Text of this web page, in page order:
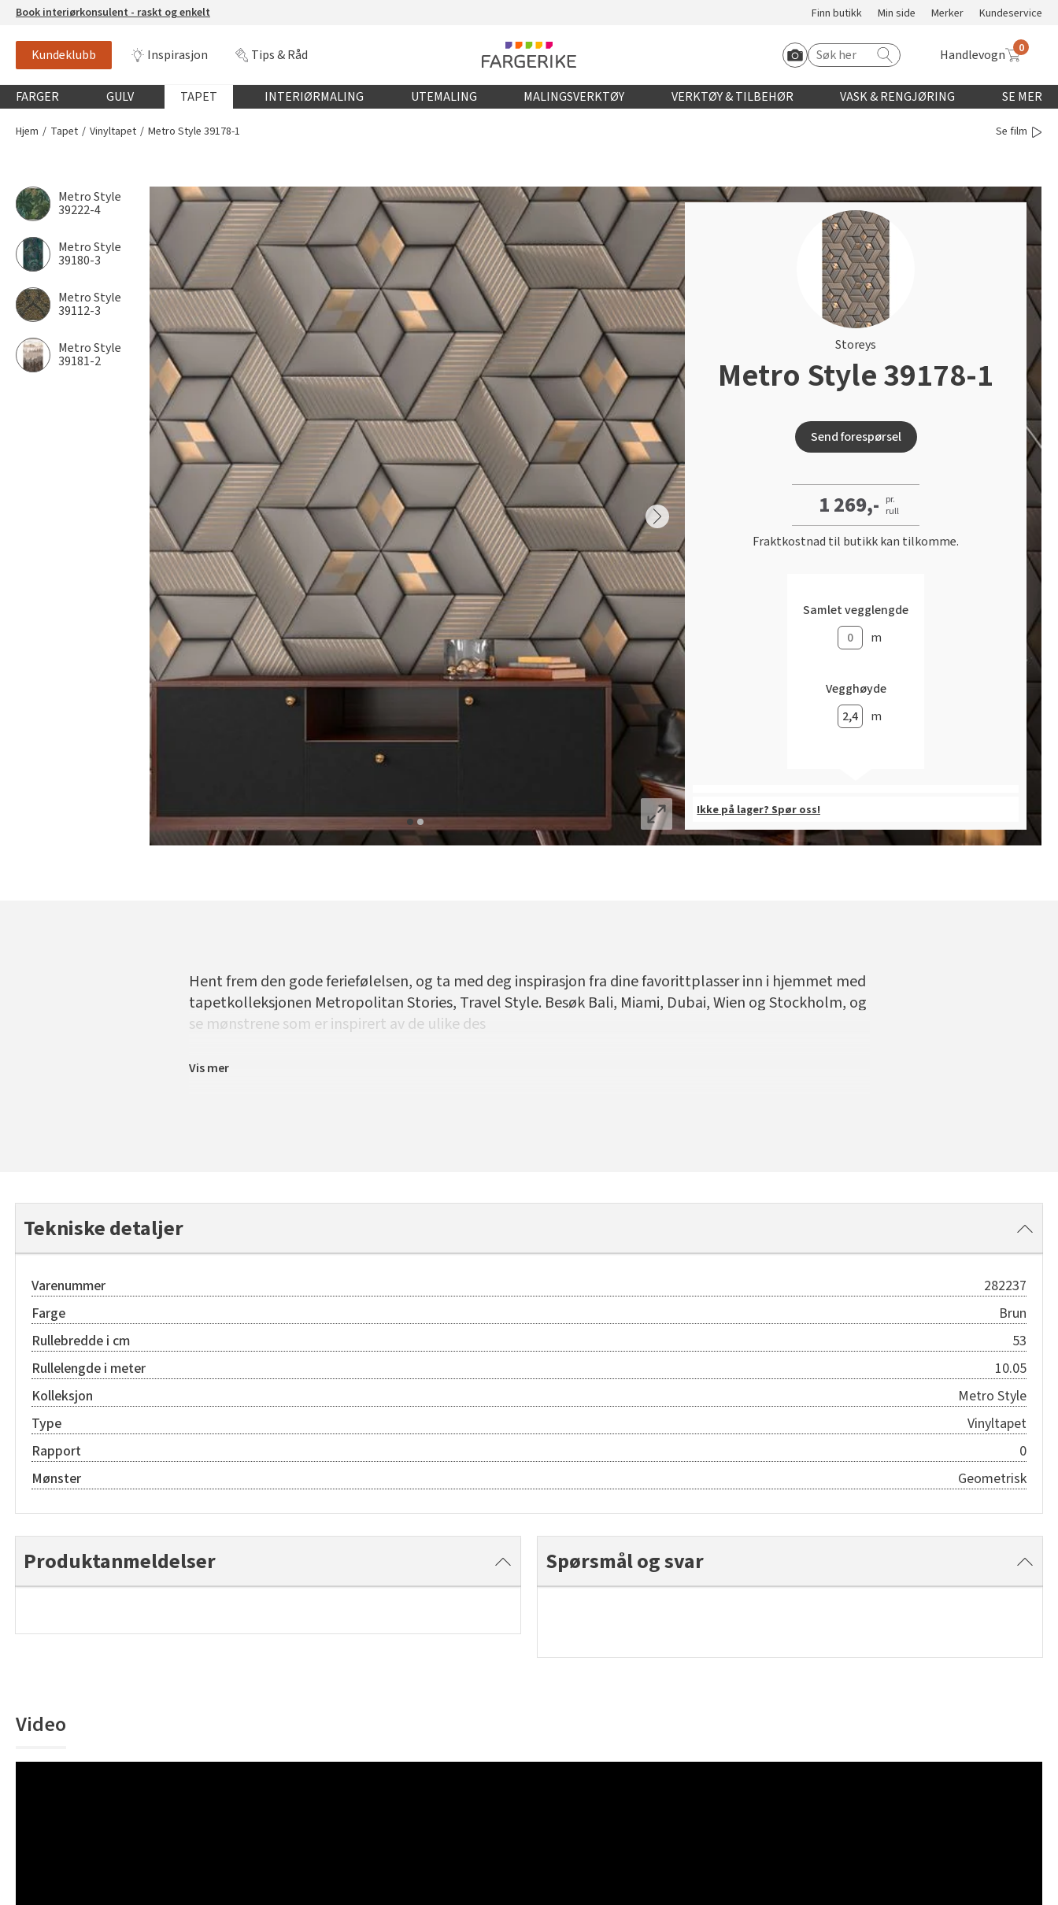
Book interiørkonsulent - raskt og enkelt Finn butikk Min side Merker Kundeservice
Kundeklubb Inspirasjon Tips & Råd Start Roomvo
Søk etter: Handlevogn 0
Globalnavigasjon mobil
FARGER GULV TAPET INTERIØRMALING UTEMALING MALINGSVERKTØY VERKTØY & TILBEHØR VASK & RENGJØRING SE MER
Hjem Tapet Vinyltapet Metro Style 39178-1 Se film
Metro Style
39222-4
Metro Style
39180-3
Metro Style
39112-3
Metro Style
39181-2
Storeys
Metro Style 39178-1
Send forespørsel
1 269,- pr.
rull
Fraktkostnad til butikk kan tilkomme.
Samlet vegglengde
m
Vegghøyde
m
Ikke på lager? Spør oss!
Hent frem den gode feriefølelsen, og ta med deg inspirasjon fra dine favorittplasser inn i hjemmet med
tapetkolleksjonen Metropolitan Stories, Travel Style. Besøk Bali, Miami, Dubai, Wien og Stockholm, og
se mønstrene som er inspirert av de ulike des
Vis mer
Tekniske detaljer
Varenummer
282237
Farge
Brun
Rullebredde i cm
53
Rullelengde i meter
10.05
Kolleksjon
Metro Style
Type
Vinyltapet
Rapport
0
Mønster
Geometrisk
Produktanmeldelser Spørsmål og svar
Video